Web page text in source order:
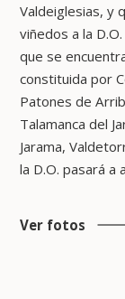
Valdeiglesias, y
viñedos a la
que se
constituida por
Patones de
Talamanca del
Jarama,
la D.O. pasará a
Ver fotos